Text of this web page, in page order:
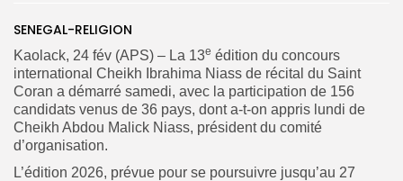
SENEGAL-RELIGION
Kaolack, 24 fév (APS) – La 13e édition du concours
international Cheikh Ibrahima Niass de récital du Saint
Coran a démarré samedi, avec la participation de 156
candidats venus de 36 pays, dont a-t-on appris lundi de
Cheikh Abdou Malick Niass, président du comité
d’organisation.
L’édition 2026, prévue pour se poursuivre jusqu’au 27